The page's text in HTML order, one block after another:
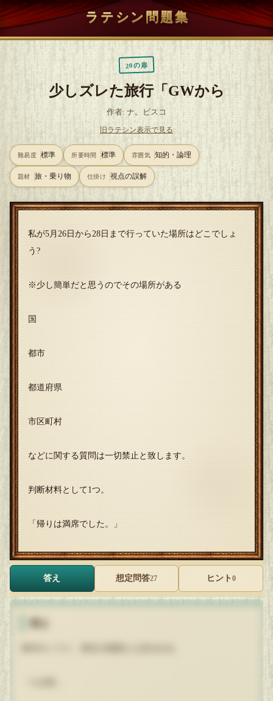
ラテシン問題集
20の扉
少しズレた旅行「GWから
作者: ナ。ビスコ
旧ラテシン表示で見る
難易度 標準 所要時間 標準 雰囲気 知的・論理
題材 旅・乗り物 仕掛け 視点の誤解
私が5月26日から28日まで行っていた場所はどこでしょ
う?
※少し簡単だと思うのでその場所がある
国
都市
都道府県
市区町村
などに関する質問は一切禁止と致します。
判断材料として1つ。
「帰りは満席でした。」
答え 想定問答27 ヒント 0